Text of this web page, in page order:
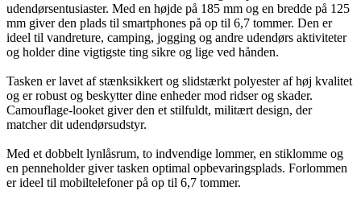
udendørsentusiaster. Med en højde på 185 mm og en bredde på 125
mm giver den plads til smartphones på op til 6,7 tommer. Den er
ideel til vandreture, camping, jogging og andre udendørs aktiviteter
og holder dine vigtigste ting sikre og lige ved hånden.
Tasken er lavet af stænksikkert og slidstærkt polyester af høj kvalitet
og er robust og beskytter dine enheder mod ridser og skader.
Camouflage-looket giver den et stilfuldt, militært design, der
matcher dit udendørsudstyr.
Med et dobbelt lynlåsrum, to indvendige lommer, en stiklomme og
en penneholder giver tasken optimal opbevaringsplads. Forlommen
er ideel til mobiltelefoner på op til 6,7 tommer.